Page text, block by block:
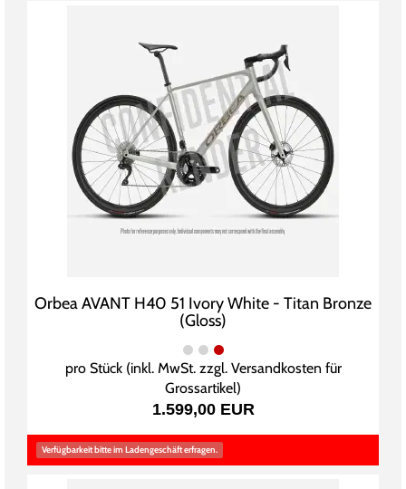
Orbea AVANT H40 51 Ivory White - Titan Bronze
(Gloss)
pro Stück (inkl. MwSt. zzgl. Versandkosten für
Grossartikel)
1.599,00 EUR
Verfügbarkeit bitte im Ladengeschäft erfragen.